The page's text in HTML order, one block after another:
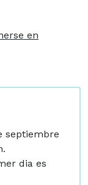
en
septiembre
dia es